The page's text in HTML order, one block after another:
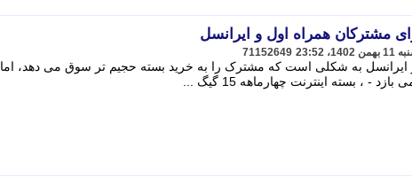
مشترکان همراه اول و ایرانسل
71152649
ایرانسل به شکلی است که مشترک را به خرید بسته حجیم تر سوق می دهد، اما
، بسته اینترنت چهارماهه 15 گیگ ...